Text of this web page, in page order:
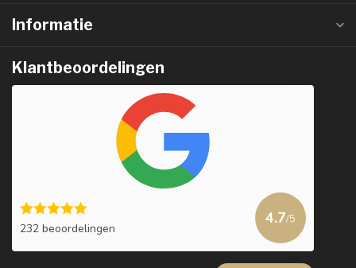
Informatie
Klantbeoordelingen
232 beoordelingen
4.7/5